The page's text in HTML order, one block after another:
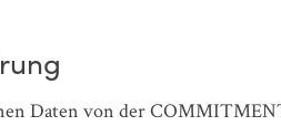
Daten von der